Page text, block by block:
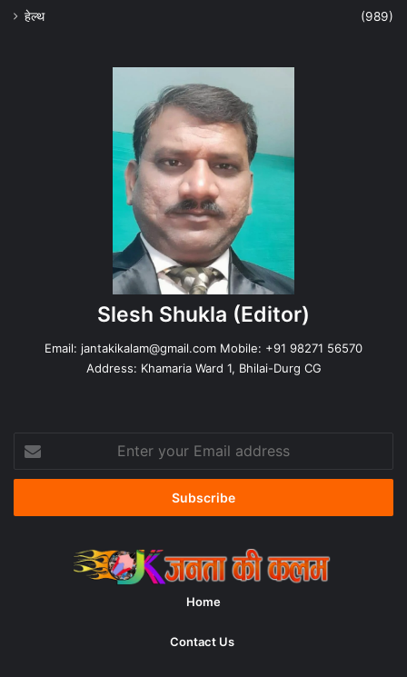
हेल्‍थ
(989)
Slesh Shukla (Editor)
Email: jantakikalam@gmail.com Mobile: +91 98271 56570
Address: Khamaria Ward 1, Bhilai-Durg CG
your
Email
Home
Contact Us